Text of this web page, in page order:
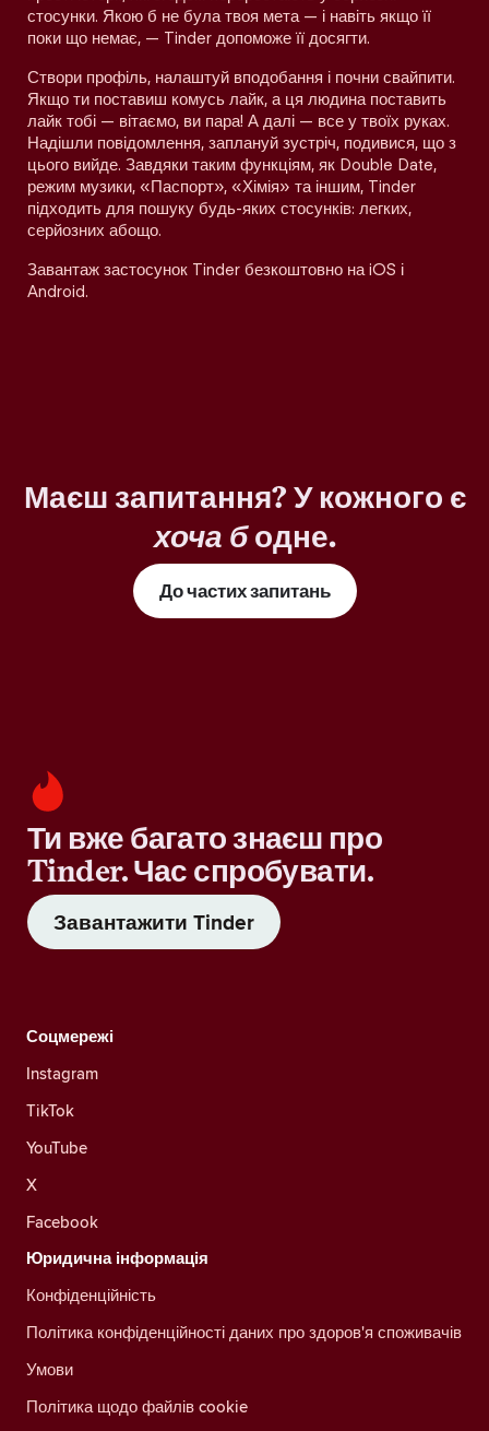
стосунки. Якою б не була твоя мета — і навіть якщо її
поки що немає, — Tinder допоможе її досягти.
Створи профіль, налаштуй вподобання і почни свайпити.
Якщо ти поставиш комусь лайк, а ця людина поставить
лайк тобі — вітаємо, ви пара! А далі — все у твоїх руках.
Надішли повідомлення, заплануй зустріч, подивися, що з
цього вийде. Завдяки таким функціям, як Double Date,
режим музики, «Паспорт», «Хімія» та іншим, Tinder
підходить для пошуку будь-яких стосунків: легких,
серйозних абощо.
Завантаж застосунок Tinder безкоштовно на iOS і
Android.
Маєш запитання? У кожного є
хоча бодне.
До частих запитань
Ти вже багато знаєш про
Tinder. Час спробувати.
Завантажити Tinder
Соцмережі
Instagram
TikTok
YouTube
X
Facebook
Юридична інформація
Конфіденційність
Політика конфіденційності даних про здоров'я споживачів
Умови
Політика щодо файлів cookie